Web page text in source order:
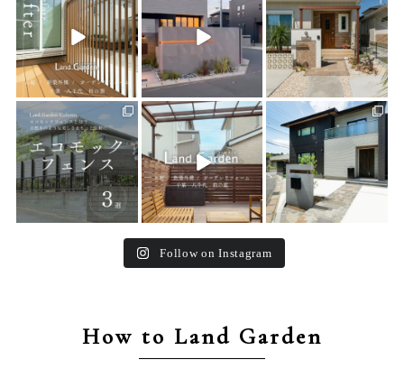
21 0 22 0 24 0
land_garden
15 0
land_garden
32 0
land_garden
24 0
Follow on Instagram
How to Land Garden